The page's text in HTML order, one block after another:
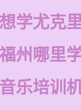
想学尤克
州哪里
音乐培训